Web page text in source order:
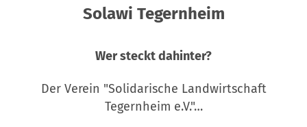
Solawi Tegernheim
Wer steckt dahinter?
Der Verein "Solidarische Landwirtschaft
Tegernheim e.V."…